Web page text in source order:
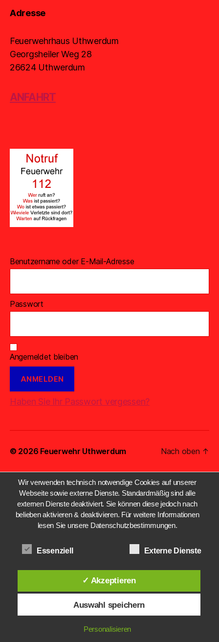
Adresse
Feuerwehrhaus Uthwerdum
Georgsheiler Weg 28
26624 Uthwerdum
ANFAHRT
Benutzername oder E-Mail-Adresse
Passwort
Angemeldet bleiben
Haben Sie Ihr Passwort vergessen?
© 2026 Feuerwehr Uthwerdum Nach oben ↑
Wir verwenden technisch notwendige Cookies auf unserer
Webseite sowie externe Dienste. Standardmäßig sind alle
externen Dienste deaktiviert. Sie können diese jedoch nach
belieben aktivieren & deaktivieren. Für weitere Informationen
lesen Sie unsere Datenschutzbestimmungen.
Essenziell Externe Dienste
✓ Akzeptieren
Auswahl speichern
Personalisieren